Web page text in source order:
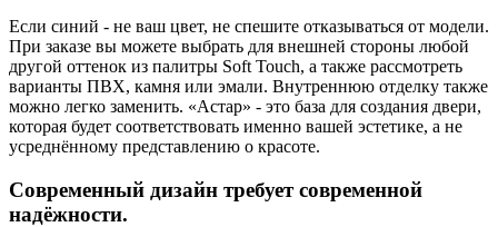
Если синий - не ваш цвет, не спешите отказываться от модели.
При заказе вы можете выбрать для внешней стороны любой
другой оттенок из палитры Soft Touch, а также рассмотреть
варианты ПВХ, камня или эмали. Внутреннюю отделку также
можно легко заменить. «Астар» - это база для создания двери,
которая будет соответствовать именно вашей эстетике, а не
усреднённому представлению о красоте.
Современный дизайн требует современной
надёжности.